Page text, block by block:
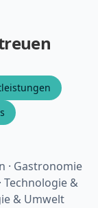
· Gastronomie
Technologie &
& Umwelt